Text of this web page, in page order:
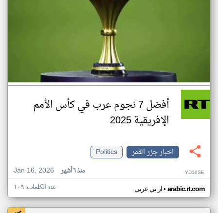
أفضل 7 نجوم عرب في كأس الأمم
الإفريقية 2025
اخبار جزر القمر
Politics
Jan 16, 2026
منذ ٦ أشهر YD16SE
ار تي عربي• arabic.rt.com عدد الكلمات: ١٠٩